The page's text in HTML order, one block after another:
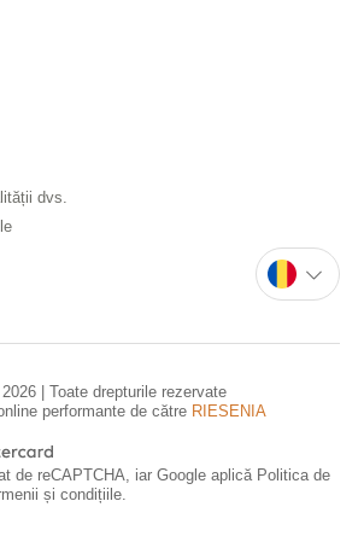
dvs.
| Toate drepturile rezervate
performante de către RIESENIA
de reCAPTCHA, iar Google aplică Politica de
și condițiile.